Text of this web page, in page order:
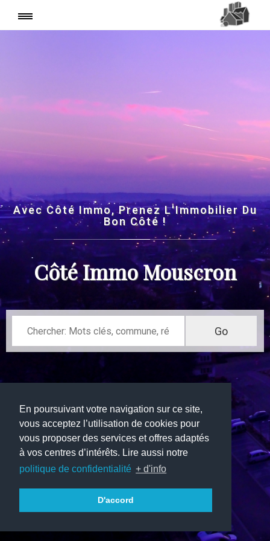
En poursuivant votre navigation sur ce site,
vous acceptez l’utilisation de cookies pour
vous proposer des services et offres adaptés
à vos centres d’intérêts. Lire aussi notre
politique de confidentialité + d'info
D'accord
Avec Côté Immo, Prenez L'Immobilier Du
Bon Côté !
Côté Immo Mouscron